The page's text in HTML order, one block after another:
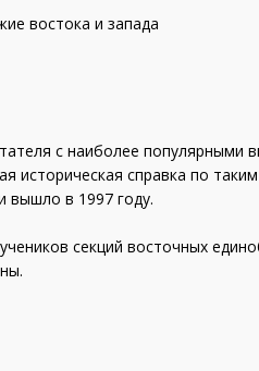
востока и запада
с наиболее популярными
историческая справка по
вышло в 1997 году.
секций восточных